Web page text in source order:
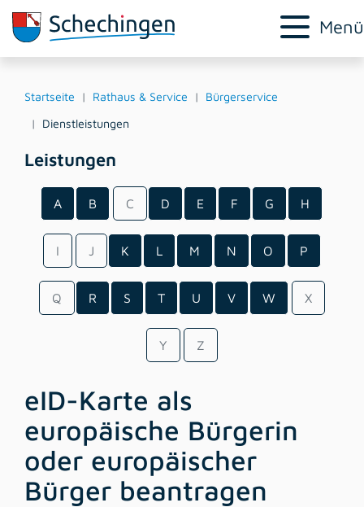
Menü
Startseite Rathaus & Service
Bürgerservice
Dienstleistungen
Leistungen
A B C D E F G H
I J K L M N O P
Q R S T U V W X
Y Z
eID-Karte als
europäische Bürgerin
oder europäischer
Bürger beantragen